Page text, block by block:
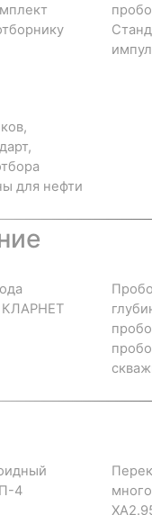
для нефти
КЛАРНЕТ
4